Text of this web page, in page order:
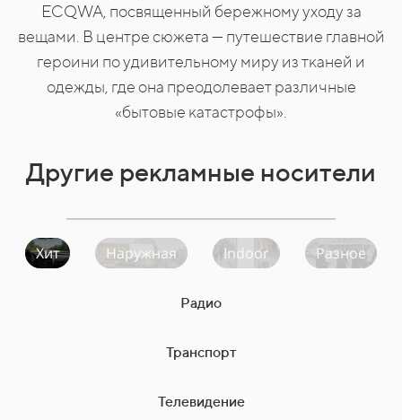
ECQWA, посвященный бережному уходу за
вещами. В центре сюжета — путешествие главной
героини по удивительному миру из тканей и
одежды, где она преодолевает различные
«бытовые катастрофы».
Другие рекламные носители
Хит Наружная Indoor Разное
Радио
Транспорт
Телевидение